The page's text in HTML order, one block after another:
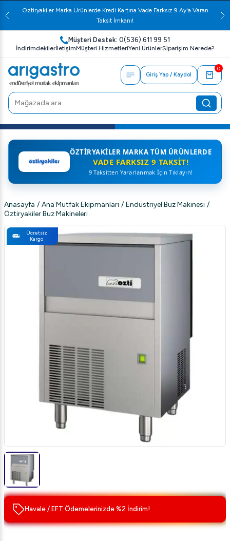
Öztiryakiler Marka Ürünlerde Kredi Kartına Vade Farksız 9 Ay'a Varan
Taksit İmkanı!
Müşteri Destek: 0(536) 611 99 51
İndirimdekilerİletişimMüşteri HizmetleriYeni ÜrünlerSiparişim Nerede?
Giriş Yap / Kaydol
0
ÖZTIRYAKILER MARKA TÜM ÜRÜNLERDE
VADE FARKSIZ 9 TAKSIT!
9 Taksitten Yararlanmak İçin Tıklayın!
Anasayfa / Ana Mutfak Ekipmanları / Endüstriyel Buz Makinesi /
Öztiryakiler Buz Makineleri
Ücretsiz
Kargo
Havale / EFT Ödemelerinizde %2 İndirim!